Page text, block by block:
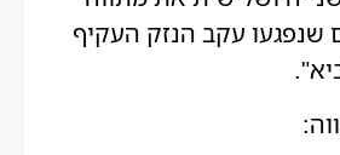
שנפגעו עקב הנזק העקיף